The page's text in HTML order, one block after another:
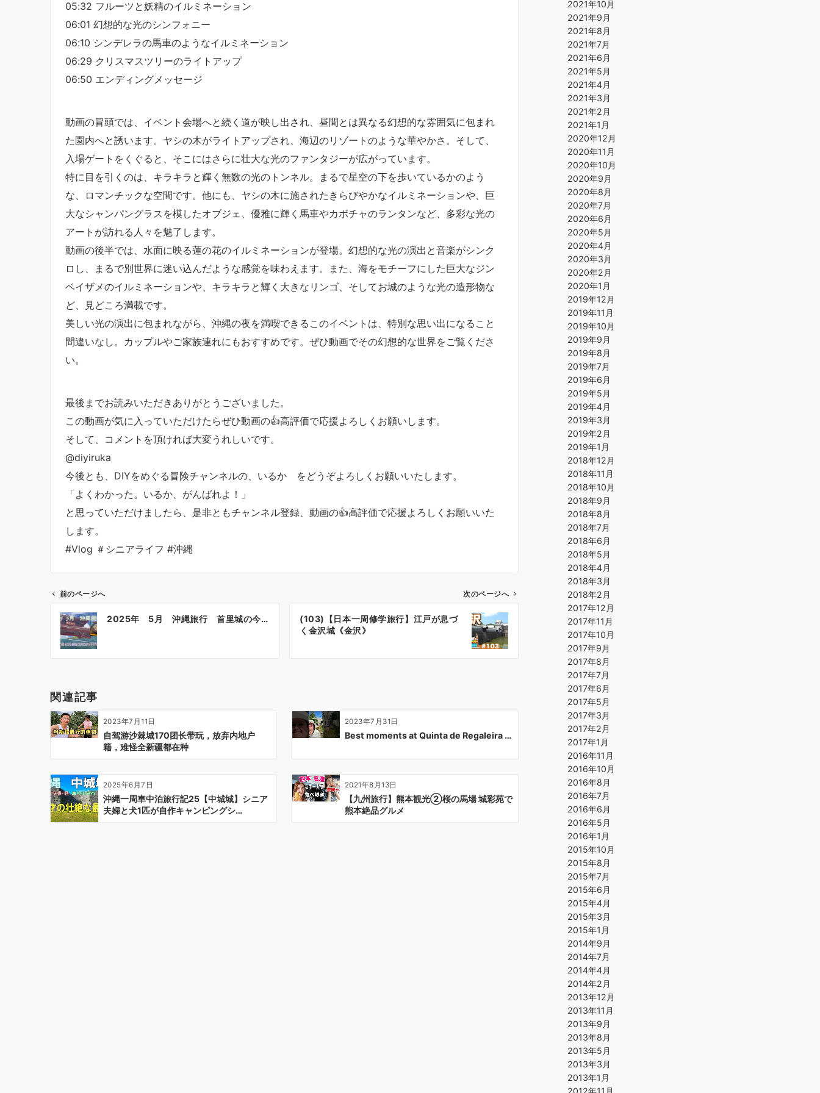
05:32 フルーツと妖精のイルミネーション
06:01 幻想的な光のシンフォニー
06:10 シンデレラの馬車のようなイルミネーション
06:29 クリスマスツリーのライトアップ
06:50 エンディングメッセージ
動画の冒頭では、イベント会場へと続く道が映し出され、昼間とは異なる幻想的な雰囲気に包まれ
た園内へと誘います。ヤシの木がライトアップされ、海辺のリゾートのような華やかさ。そして、
入場ゲートをくぐると、そこにはさらに壮大な光のファンタジーが広がっています。
特に目を引くのは、キラキラと輝く無数の光のトンネル。まるで星空の下を歩いているかのよう
な、ロマンチックな空間です。他にも、ヤシの木に施されたきらびやかなイルミネーションや、巨
大なシャンパングラスを模したオブジェ、優雅に輝く馬車やカボチャのランタンなど、多彩な光の
アートが訪れる人々を魅了します。
動画の後半では、水面に映る蓮の花のイルミネーションが登場。幻想的な光の演出と音楽がシンク
ロし、まるで別世界に迷い込んだような感覚を味わえます。また、海をモチーフにした巨大なジン
ベイザメのイルミネーションや、キラキラと輝く大きなリンゴ、そしてお城のような光の造形物な
ど、見どころ満載です。
美しい光の演出に包まれながら、沖縄の夜を満喫できるこのイベントは、特別な思い出になること
間違いなし。カップルやご家族連れにもおすすめです。ぜひ動画でその幻想的な世界をご覧くださ
い。
最後までお読みいただきありがとうございました。
この動画が気に入っていただけたらぜひ動画の👍高評価で応援よろしくお願いします。
そして、コメントを頂ければ大変うれしいです。
⁨@diyiruka
今後とも、DIYをめぐる冒険チャンネルの、いるか をどうぞよろしくお願いいたします。
「よくわかった。いるか、がんばれよ！」
と思っていただけましたら、是非ともチャンネル登録、動画の👍高評価で応援よろしくお願いいた
します。
#Vlog ＃シニアライフ #沖縄
ビ
シ
ョ
ン
前のページへ
2025年 5月 沖縄旅行 首里城の今…
次のページへ
(103)【日本一周修学旅行】江戸が息づ
く金沢城《金沢》
関連記事
2023年7月11日
自驾游沙棘城170团长带玩，放弃内地户
籍，难怪全新疆都在种
2023年7月31日
Best moments at Quinta de Regaleira …
2025年6月7日
沖縄一周車中泊旅行記25【中城城】シニア
夫婦と犬1匹が自作キャンピングシ…
2021年8月13日
【九州旅行】熊本観光②桜の馬場 城彩苑で
熊本絶品グルメ
2021年10月
2021年9月
2021年8月
2021年7月
2021年6月
2021年5月
2021年4月
2021年3月
2021年2月
2021年1月
2020年12月
2020年11月
2020年10月
2020年9月
2020年8月
2020年7月
2020年6月
2020年5月
2020年4月
2020年3月
2020年2月
2020年1月
2019年12月
2019年11月
2019年10月
2019年9月
2019年8月
2019年7月
2019年6月
2019年5月
2019年4月
2019年3月
2019年2月
2019年1月
2018年12月
2018年11月
2018年10月
2018年9月
2018年8月
2018年7月
2018年6月
2018年5月
2018年4月
2018年3月
2018年2月
2017年12月
2017年11月
2017年10月
2017年9月
2017年8月
2017年7月
2017年6月
2017年5月
2017年3月
2017年2月
2017年1月
2016年11月
2016年10月
2016年8月
2016年7月
2016年6月
2016年5月
2016年1月
2015年10月
2015年8月
2015年7月
2015年6月
2015年4月
2015年3月
2015年1月
2014年9月
2014年7月
2014年4月
2014年2月
2013年12月
2013年11月
2013年9月
2013年8月
2013年5月
2013年3月
2013年1月
2012年11月